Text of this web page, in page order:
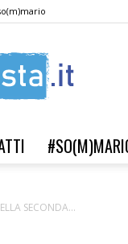
SECONDA...